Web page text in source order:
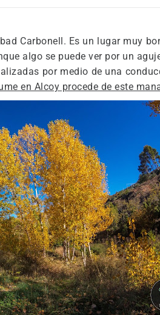
Carbonell. Es un lugar muy
algo se puede ver por un
por medio de una
en Alcoy procede de este